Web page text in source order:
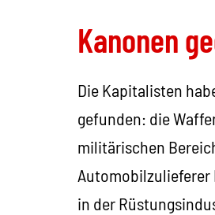
Kanonen
Die Kapitalisten
gefunden: die
militärischen
Automobilzulieferer
in der